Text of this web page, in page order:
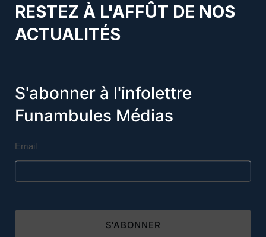
RESTEZ À L'AFFÛT DE NOS
ACTUALITÉS
S'abonner à l'infolettre
Funambules Médias
Email
S'ABONNER